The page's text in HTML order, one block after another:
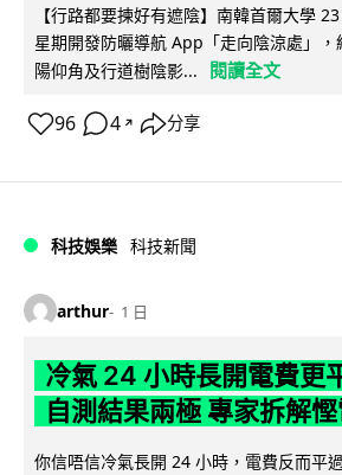
【行路都要揀好有遮陰】南韓首爾大學
星期開發防曬導航 App「走向陰涼處」
陽仰角及行道樹陰影...
閱讀全文
96 4 ↗ 分享
科技娛樂 科技新聞
arthur 1 日
冷氣 24 小時長開電費更
自測結果兩極 專家拆解
你信唔信冷氣長開 24 小時，電費反而平